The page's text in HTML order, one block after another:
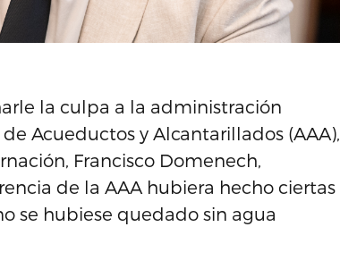
la culpa a la administración
Acueductos y Alcantarillados (AAA),
Francisco Domenech,
de la AAA hubiera hecho ciertas
se hubiese quedado sin agua